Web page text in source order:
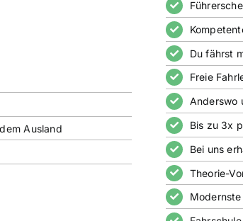
Ausland
Du fährst
Freie
Anderswo
Bis zu 3x
Bei uns
Theorie-